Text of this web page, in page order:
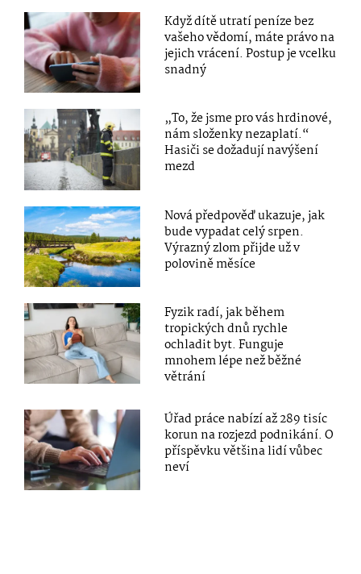
Když dítě utratí peníze bez
vašeho vědomí, máte právo na
jejich vrácení. Postup je vcelku
snadný
„To, že jsme pro vás hrdinové,
nám složenky nezaplatí.“
Hasiči se dožadují navýšení
mezd
Nová předpověď ukazuje, jak
bude vypadat celý srpen.
Výrazný zlom přijde už v
polovině měsíce
Fyzik radí, jak během
tropických dnů rychle
ochladit byt. Funguje
mnohem lépe než běžné
větrání
Úřad práce nabízí až 289 tisíc
korun na rozjezd podnikání. O
příspěvku většina lidí vůbec
neví